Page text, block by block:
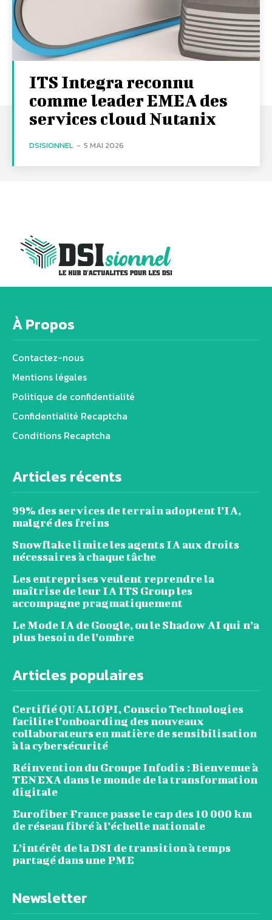
ITS Integra reconnu
comme leader EMEA des
services cloud Nutanix
DSISIONNEL - 5 MAI 2026
À Propos
Contactez-nous
Mentions légales
Politique de confidentialité
Confidentialité Recaptcha
Conditions Recaptcha
Articles récents
99% des services de terrain adoptent l’IA,
malgré des freins
Snowflake limite les agents IA aux droits
nécessaires à chaque tâche
Les entreprises veulent reprendre la
maîtrise de leur IA ITS Group les
accompagne pragmatiquement
Le Mode IA de Google, ou le Shadow AI qui n’a
plus besoin de l’ombre
Articles populaires
Certifié QUALIOPI, Conscio Technologies
facilite l’onboarding des nouveaux
collaborateurs en matière de sensibilisation
à la cybersécurité
Réinvention du Groupe Infodis : Bienvenue à
TENEXA dans le monde de la transformation
digitale
Eurofiber France passe le cap des 10 000 km
de réseau fibré à l’échelle nationale
L’intérêt de la DSI de transition à temps
partagé dans une PME
Newsletter